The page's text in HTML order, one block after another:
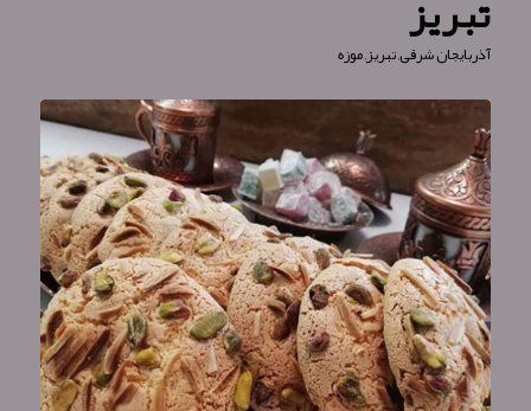
آذربایجان شرقی,تبریز,موزه